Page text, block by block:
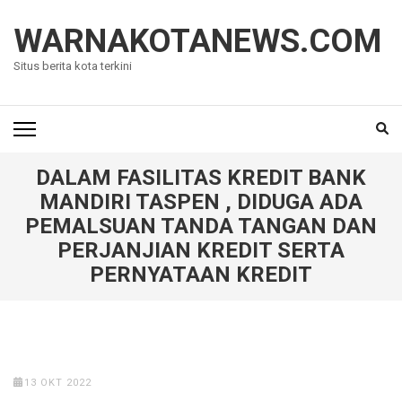
konten
(Tekan
WARNAKOTANEWS.COM
Situs berita kota terkini
DALAM FASILITAS KREDIT BANK
MANDIRI TASPEN , DIDUGA ADA
PEMALSUAN TANDA TANGAN DAN
PERJANJIAN KREDIT SERTA
PERNYATAAN KREDIT
13 OKT 2022